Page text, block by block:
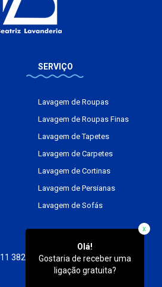
SERVIÇO
Lavagem de Roupas
Lavagem de Roupas Finas
Lavagem de Tapetes
Lavagem de Carpetes
Lavagem de Cortinas
Lavagem de Persianas
Lavagem de Sofás
11 3825-0538
Olá!
Gostaria de receber uma
ligação gratuita?
x